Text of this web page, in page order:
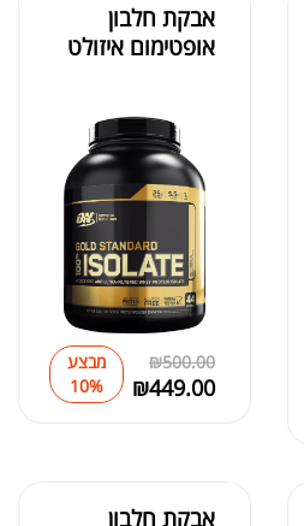
אבקת חלבון
אופטימום איזולט
₪500.00
₪449.00
מבצע
10%
אבקת חלבון